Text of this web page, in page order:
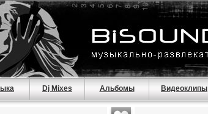
Dj Mixes Альбомы Видеоклипы